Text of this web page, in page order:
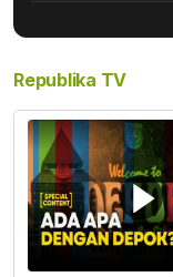
Republika TV